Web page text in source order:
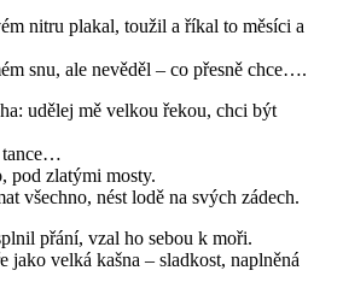
nitru plakal, toužil a říkal to měsíci a
ale nevěděl – co přesně chce….
udělej mě velkou řekou, chci být
tance…
pod zlatými mosty.
všechno, nést lodě na svých zádech.
přání, vzal ho sebou k moři.
jako velká kašna – sladkost, naplněná